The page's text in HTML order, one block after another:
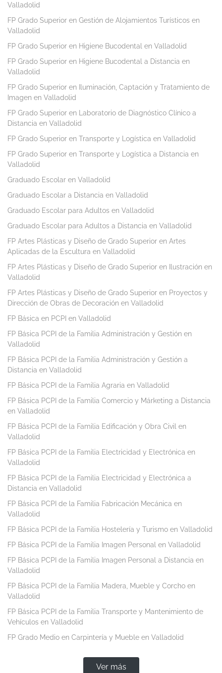
Valladolid
FP Grado Superior en Gestión de Alojamientos Turísticos en
Valladolid
FP Grado Superior en Higiene Bucodental en Valladolid
FP Grado Superior en Higiene Bucodental a Distancia en
Valladolid
FP Grado Superior en Iluminación, Captación y Tratamiento de
Imagen en Valladolid
FP Grado Superior en Laboratorio de Diagnóstico Clínico a
Distancia en Valladolid
FP Grado Superior en Transporte y Logística en Valladolid
FP Grado Superior en Transporte y Logística a Distancia en
Valladolid
Graduado Escolar en Valladolid
Graduado Escolar a Distancia en Valladolid
Graduado Escolar para Adultos en Valladolid
Graduado Escolar para Adultos a Distancia en Valladolid
FP Artes Plásticas y Diseño de Grado Superior en Artes
Aplicadas de la Escultura en Valladolid
FP Artes Plásticas y Diseño de Grado Superior en Ilustración en
Valladolid
FP Artes Plásticas y Diseño de Grado Superior en Proyectos y
Dirección de Obras de Decoración en Valladolid
FP Básica en PCPI en Valladolid
FP Básica PCPI de la Familia Administración y Gestión en
Valladolid
FP Básica PCPI de la Familia Administración y Gestión a
Distancia en Valladolid
FP Básica PCPI de la Familia Agraria en Valladolid
FP Básica PCPI de la Familia Comercio y Márketing a Distancia
en Valladolid
FP Básica PCPI de la Familia Edificación y Obra Civil en
Valladolid
FP Básica PCPI de la Familia Electricidad y Electrónica en
Valladolid
FP Básica PCPI de la Familia Electricidad y Electrónica a
Distancia en Valladolid
FP Básica PCPI de la Familia Fabricación Mecánica en
Valladolid
FP Básica PCPI de la Familia Hostelería y Turismo en Valladolid
FP Básica PCPI de la Familia Imagen Personal en Valladolid
FP Básica PCPI de la Familia Imagen Personal a Distancia en
Valladolid
FP Básica PCPI de la Familia Madera, Mueble y Corcho en
Valladolid
FP Básica PCPI de la Familia Transporte y Mantenimiento de
Vehículos en Valladolid
FP Grado Medio en Carpintería y Mueble en Valladolid
Ver más